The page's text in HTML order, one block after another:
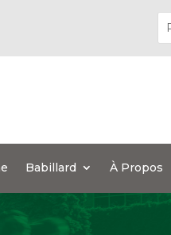
Babillard À Propos